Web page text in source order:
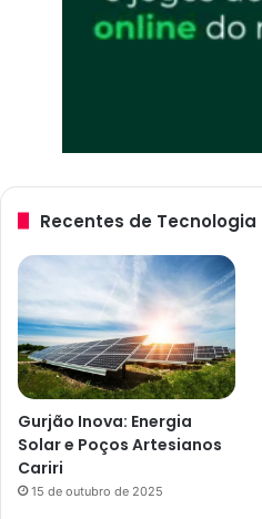
Recentes de Tecnologia
Gurjão Inova: Energia
Solar e Poços Artesianos
Cariri
15 de outubro de 2025